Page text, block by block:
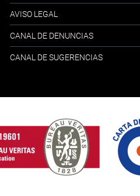
AVISO LEGAL
CANAL DE DENUNCIAS
CANAL DE SUGERENCIAS